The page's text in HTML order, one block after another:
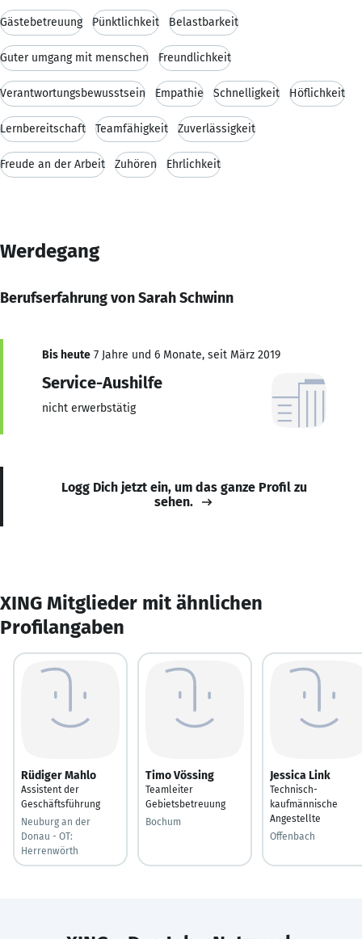
Gästebetreuung Pünktlichkeit Belastbarkeit
Guter umgang mit menschen Freundlichkeit
Verantwortungsbewusstsein Empathie Schnelligkeit Höflichkeit
Lernbereitschaft Teamfähigkeit Zuverlässigkeit
Freude an der Arbeit Zuhören Ehrlichkeit
Werdegang
Berufserfahrung von Sarah Schwinn
Bis heute 7 Jahre und 6 Monate, seit März 2019
Service-Aushilfe
nicht erwerbstätig
Logg Dich jetzt ein, um das ganze Profil zu
sehen.
XING Mitglieder mit ähnlichen
Profilangaben
Rüdiger Mahlo
Assistent der
Geschäftsführung
Neuburg an der
Donau - OT:
Herrenwörth
Timo Vössing
Teamleiter
Gebietsbetreuung
Bochum
Jessica Link
Technisch-
kaufmännische
Angestellte
Offenbach